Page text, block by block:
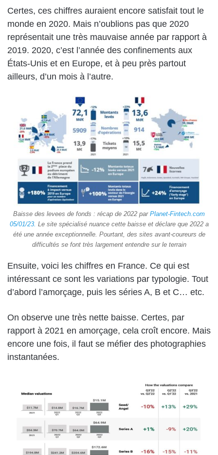
Certes, ces chiffres auraient encore satisfait tout le
monde en 2020. Mais n’oublions pas que 2020
représentait une très mauvaise année par rapport à
2019. 2020, c’est l’année des confinements aux
États-Unis et en Europe, et à peu près partout
ailleurs, d’un mois à l’autre.
Baisse des levees de fonds : récap de 2022 par Planet-Fintech.com
05/01/23. Le site spécialisé nuance cette baisse et déclare que 2022 a
été une année exceptionnelle. Pourtant, des sites avant-coureurs de
difficultés se font très largement entendre sur le terrain
Ensuite, voici les chiffres en France. Ce qui est
intéressant ce sont les variations par typologie. Tout
d’abord l’amorçage, puis les séries A, B et C… etc.
On observe une très nette baisse. Certes, par
rapport à 2021 en amorçage, cela croît encore. Mais
encore une fois, il faut se méfier des photographies
instantanées.